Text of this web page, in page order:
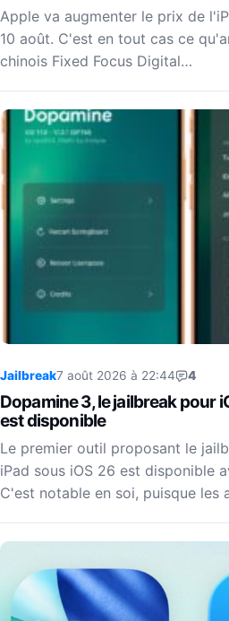
Apple va augmenter le prix de
10 août. C'est en tout cas ce
chinois Fixed Focus Digital…
Jailbreak7 août 2026 à 22:44 4
Dopamine 3, le jailbreak pour
est disponible
Le premier outil proposant le
iPad sous iOS 26 est disponible
C'est notable en soi, puisque les